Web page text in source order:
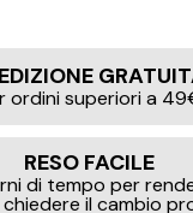
ordini superiori a
RESO FACILE
di tempo per
il cambio